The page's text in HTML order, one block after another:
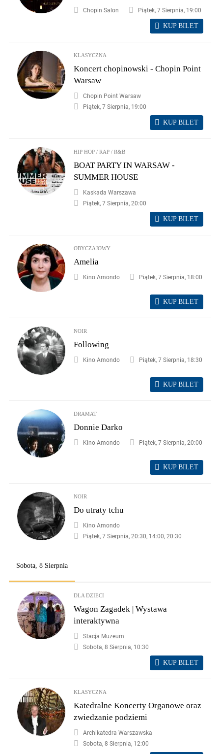
Chopin Salon Piątek, 7 Sierpnia, 19:00
KUP BILET
KLASYCZNA
Koncert chopinowski - Chopin Point
Warsaw
Chopin Point Warsaw
Piątek, 7 Sierpnia, 19:00
KUP BILET
HIP HOP / RAP / R&B
BOAT PARTY IN WARSAW -
SUMMER HOUSE
Kaskada Warszawa
Piątek, 7 Sierpnia, 20:00
KUP BILET
OBYCZAJOWY
Amelia
Kino Amondo Piątek, 7 Sierpnia, 18:00
KUP BILET
NOIR
Following
Kino Amondo Piątek, 7 Sierpnia, 18:30
KUP BILET
DRAMAT
Donnie Darko
Kino Amondo Piątek, 7 Sierpnia, 20:00
KUP BILET
NOIR
Do utraty tchu
Kino Amondo
Piątek, 7 Sierpnia, 20:30, 14:00, 20:30
Sobota, 8 Sierpnia
DLA DZIECI
Wagon Zagadek | Wystawa
interaktywna
Stacja Muzeum
Sobota, 8 Sierpnia, 10:30
KUP BILET
KLASYCZNA
Katedralne Koncerty Organowe oraz
zwiedzanie podziemi
Archikatedra Warszawska
Sobota, 8 Sierpnia, 12:00